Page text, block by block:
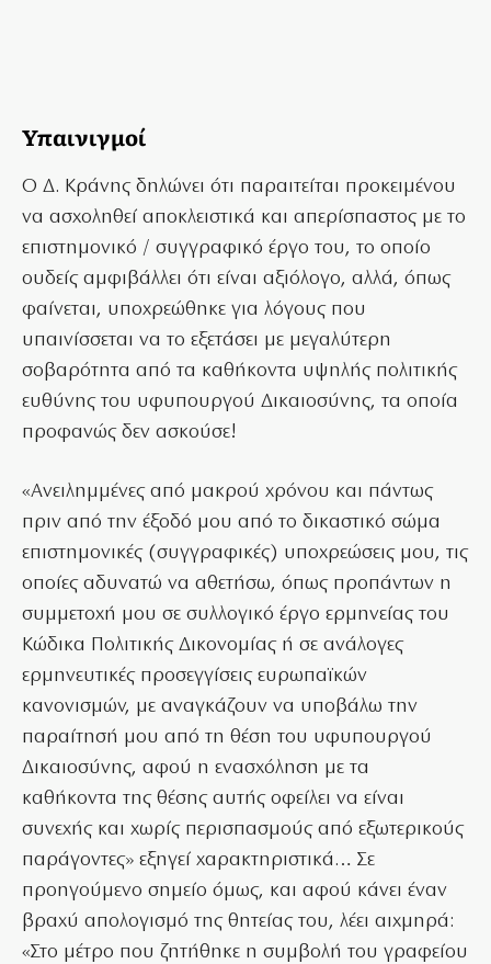
Υπαινιγμοί
Ο Δ. Κράνης δηλώνει ότι παραιτείται προκειμένου
να ασχοληθεί αποκλειστικά και απερίσπαστος με το
επιστημονικό / συγγραφικό έργο του, το οποίο
ουδείς αμφιβάλλει ότι είναι αξιόλογο, αλλά, όπως
φαίνεται, υποχρεώθηκε για λόγους που
υπαινίσσεται να το εξετάσει με μεγαλύτερη
σοβαρότητα από τα καθήκοντα υψηλής πολιτικής
ευθύνης του υφυπουργού Δικαιοσύνης, τα οποία
προφανώς δεν ασκούσε!
«Ανειλημμένες από μακρού χρόνου και πάντως
πριν από την έξοδό μου από το δικαστικό σώμα
επιστημονικές (συγγραφικές) υποχρεώσεις μου, τις
οποίες αδυνατώ να αθετήσω, όπως προπάντων η
συμμετοχή μου σε συλλογικό έργο ερμηνείας του
Κώδικα Πολιτικής Δικονομίας ή σε ανάλογες
ερμηνευτικές προσεγγίσεις ευρωπαϊκών
κανονισμών, με αναγκάζουν να υποβάλω την
παραίτησή μου από τη θέση του υφυπουργού
Δικαιοσύνης, αφού η ενασχόληση με τα
καθήκοντα της θέσης αυτής οφείλει να είναι
συνεχής και χωρίς περισπασμούς από εξωτερικούς
παράγοντες» εξηγεί χαρακτηριστικά… Σε
προηγούμενο σημείο όμως, και αφού κάνει έναν
βραχύ απολογισμό της θητείας του, λέει αιχμηρά:
«Στο μέτρο που ζητήθηκε η συμβολή του γραφείου